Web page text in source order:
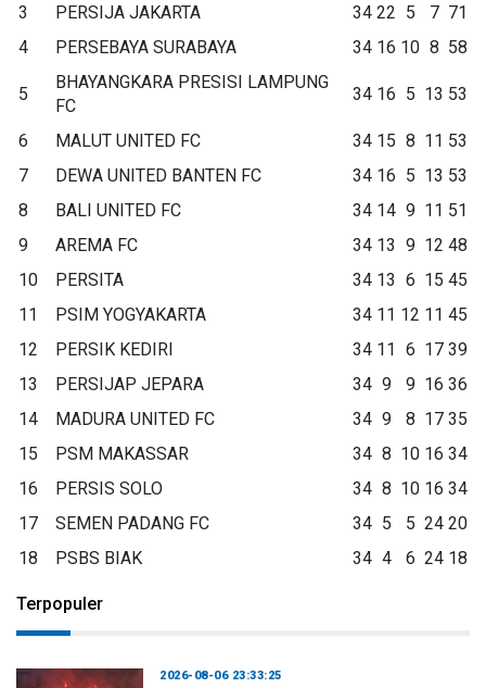
3
PERSIJA JAKARTA 34 22 5 7 71
4
PERSEBAYA SURABAYA 34 16 10 8 58
5
BHAYANGKARA PRESISI LAMPUNG
FC
34 16 5 13 53
6 MALUT UNITED FC 34 15 8 11 53
7
DEWA UNITED BANTEN FC 34 16 5 13 53
8
BALI UNITED FC 34 14 9 11 51
9
AREMA FC 34 13 9 12 48
10
PERSITA 34 13 6 15 45
11
PSIM YOGYAKARTA 34 11 12 11 45
12
PERSIK KEDIRI 34 11 6 17 39
13
PERSIJAP JEPARA 34 9 9 16 36
14
MADURA UNITED FC 34 9 8 17 35
15
PSM MAKASSAR 34 8 10 16 34
16
PERSIS SOLO 34 8 10 16 34
17
SEMEN PADANG FC 34 5 5 24 20
18
PSBS BIAK 34 4 6 24 18
Terpopuler
2026-08-06 23:33:25